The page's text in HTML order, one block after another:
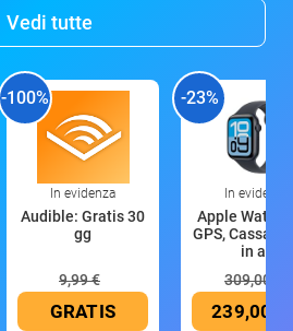
Vedi tutte
-100%
In evidenza
Audible: Gratis 30
gg
9,99 €
GRATIS
-23%
In evidenza
Apple Watch
GPS, Cassa
in all
309,00 €
239,00 €